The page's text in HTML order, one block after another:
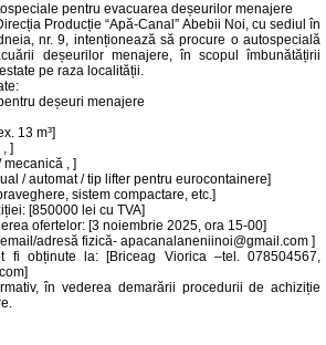
pentru evacuarea deșeurilor menajere
Producție “Apă-Canal” Abebii Noi, cu sediul în
nr. 9, intenționează să procure o autospecială
deșeurilor menajere, în scopul îmbunătățirii
pe raza localității.
deșeuri menajere
13 m³]
]
mecanică , ]
/ automat / tip lifter pentru eurocontainere]
sistem compactare, etc.]
[850000 lei cu TVA]
ofertelor: [3 noiembrie 2025, ora 15-00]
adresă fizică- apacanalaneniinoi@gmail.com ]
fi obținute la: [Briceag Viorica –tel. 078504567,
în vederea demarării procedurii de achiziție